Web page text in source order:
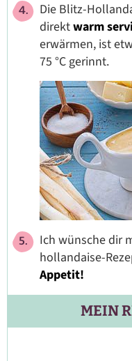
Die Blitz-
direktwarm
erwärmen, ist
75 °C gerinnt.
Ich wünsche dir
hollandaise-
Appetit!
MEIN